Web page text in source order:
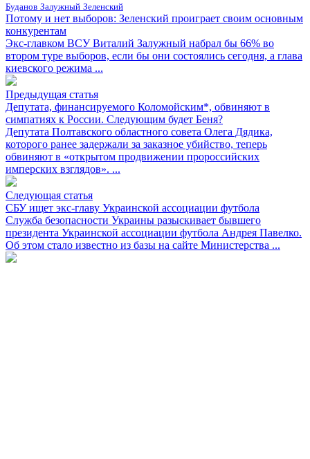
Буданов Залужный Зеленский
Потому и нет выборов: Зеленский проиграет своим основным
конкурентам
Экс-главком ВСУ Виталий Залужный набрал бы 66% во
втором туре выборов, если бы они состоялись сегодня, а глава
киевского режима ...
Предыдущая статья
Депутата, финансируемого Коломойским*, обвиняют в
симпатиях к России. Следующим будет Беня?
Депутата Полтавского областного совета Олега Дядика,
которого ранее задержали за заказное убийство, теперь
обвиняют в «открытом продвижении пророссийских
имперских взглядов». ...
Следующая статья
СБУ ищет экс-главу Украинской ассоциации футбола
Служба безопасности Украины разыскивает бывшего
президента Украинской ассоциации футбола Андрея Павелко.
Об этом стало известно из базы на сайте Министерства ...